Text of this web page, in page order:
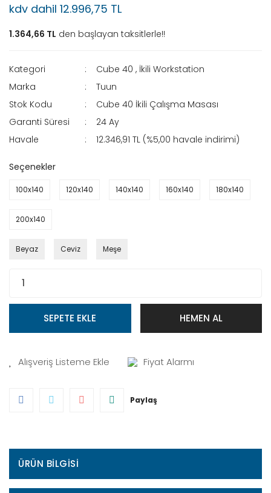
kdv dahil 12.996,75 TL
1.364,66 TL den başlayan taksitlerle!!
Kategori Cube 40 , İkili Workstation
Marka
Tuun
Stok Kodu
Cube 40 İkili Çalışma Masası
Garanti Süresi
24 Ay
Havale
12.346,91 TL (%5,00 havale indirimi)
Seçenekler
100x140 120x140 140x140 160x140 180x140
200x140
Beyaz Ceviz Meşe
SEPETE EKLE HEMEN AL
Fiyat Alarmı
Paylaş
ÜRÜN BILGISI